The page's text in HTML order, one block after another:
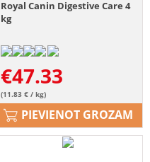
Royal Canin Digestive Care 4
kg
€47.33
(11.83 € / kg)
PIEVIENOT GROZAM